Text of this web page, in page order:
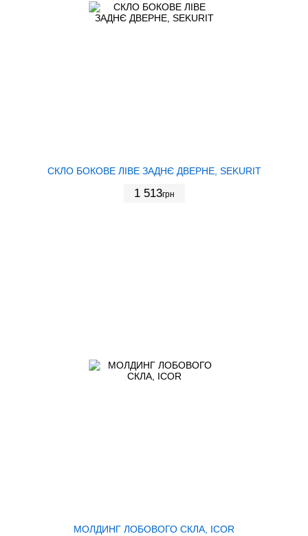
СКЛО БОКОВЕ ЛІВЕ ЗАДНЄ ДВЕРНЕ, SEKURIT
1 513грн
МОЛДИНГ ЛОБОВОГО СКЛА, ICOR